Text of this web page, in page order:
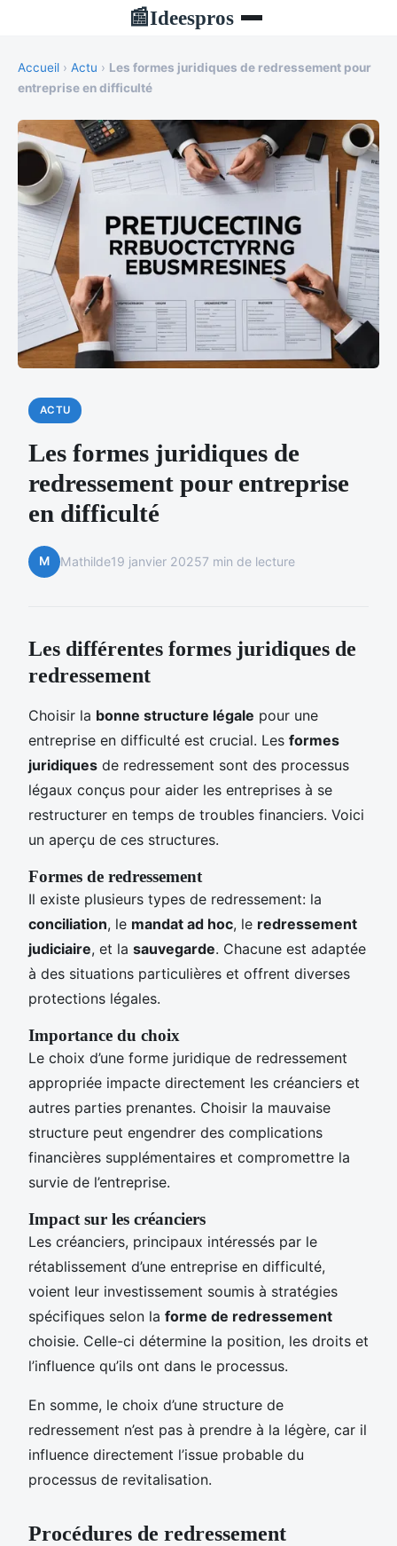
📰Ideespros
Accueil › Actu › Les formes juridiques de redressement pour
entreprise en difficulté
ACTU
Les formes juridiques de
redressement pour entreprise
en difficulté
M Mathilde19 janvier 20257 min de lecture
Les différentes formes juridiques de
redressement
Choisir la bonne structure légale pour une
entreprise en difficulté est crucial. Les formes
juridiques de redressement sont des processus
légaux conçus pour aider les entreprises à se
restructurer en temps de troubles financiers. Voici
un aperçu de ces structures.
Formes de redressement
Il existe plusieurs types de redressement: la
conciliation, le mandat ad hoc, le redressement
judiciaire, et la sauvegarde. Chacune est adaptée
à des situations particulières et offrent diverses
protections légales.
Importance du choix
Le choix d’une forme juridique de redressement
appropriée impacte directement les créanciers et
autres parties prenantes. Choisir la mauvaise
structure peut engendrer des complications
financières supplémentaires et compromettre la
survie de l’entreprise.
Impact sur les créanciers
Les créanciers, principaux intéressés par le
rétablissement d’une entreprise en difficulté,
voient leur investissement soumis à stratégies
spécifiques selon la forme de redressement
choisie. Celle-ci détermine la position, les droits et
l’influence qu’ils ont dans le processus.
En somme, le choix d’une structure de
redressement n’est pas à prendre à la légère, car il
influence directement l’issue probable du
processus de revitalisation.
Procédures de redressement